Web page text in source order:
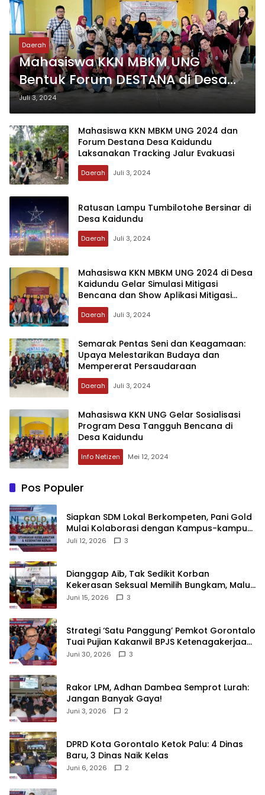
Daerah
Mahasiswa KKN MBKM UNG
Bentuk Forum DESTANA di Desa
Kaidundu
Juli 3, 2024
Mahasiswa KKN MBKM UNG 2024 dan
Forum Destana Desa Kaidundu
Laksanakan Tracking Jalur Evakuasi
Daerah Juli 3, 2024
Ratusan Lampu Tumbilotohe Bersinar di
Desa Kaidundu
Daerah Juli 3, 2024
Mahasiswa KKN MBKM UNG 2024 di Desa
Kaidundu Gelar Simulasi Mitigasi
Bencana dan Show Aplikasi Mitigasi
Bencana
Daerah Juli 3, 2024
Semarak Pentas Seni dan Keagamaan:
Upaya Melestarikan Budaya dan
Mempererat Persaudaraan
Daerah Juli 3, 2024
Mahasiswa KKN UNG Gelar Sosialisasi
Program Desa Tangguh Bencana di
Desa Kaidundu
Info Netizen Mei 12, 2024
Pos Populer
‎Siapkan SDM Lokal Berkompeten, Pani Gold
Mulai Kolaborasi dengan Kampus-kampus
di Gorontalo
Juli 12, 2026 3
‎Dianggap Aib, Tak Sedikit Korban
Kekerasan Seksual Memilih Bungkam, Malu
untuk Melapor!‎
Juni 15, 2026 3
Strategi ‘Satu Panggung’ Pemkot Gorontalo
Tuai Pujian Kakanwil BPJS Ketenagakerjaan
Sulama‎‎
Juni 30, 2026 3
‎Rakor LPM, Adhan Dambea Semprot Lurah:
Jangan Banyak Gaya!‎
Juni 3, 2026 2
‎DPRD Kota Gorontalo Ketok Palu: 4 Dinas
Baru, 3 Dinas Naik Kelas
Juni 6, 2026 2